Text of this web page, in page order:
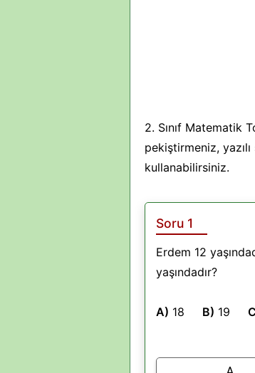
2. Sınıf Matematik
pekiştirmeniz,
kullanabilirsiniz.
Soru 1
Erdem 12
yaşındadır?
A) 18 B) 19